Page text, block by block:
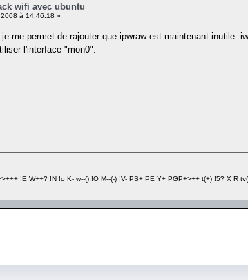
wifi avec ubuntu
à 14:46:18 »
me permet de rajouter que ipwraw est maintenant inutile.
l'interface "mon0".
!E W++? !N !o K- w--() !O M--(-) !V- PS+ PE Y+ PGP+>++ t(+) !5? X R